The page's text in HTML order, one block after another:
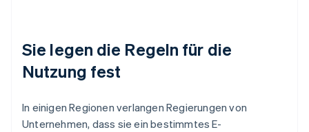
Sie legen die Regeln für die
Nutzung fest
In einigen Regionen verlangen Regierungen von
Unternehmen, dass sie ein bestimmtes E-